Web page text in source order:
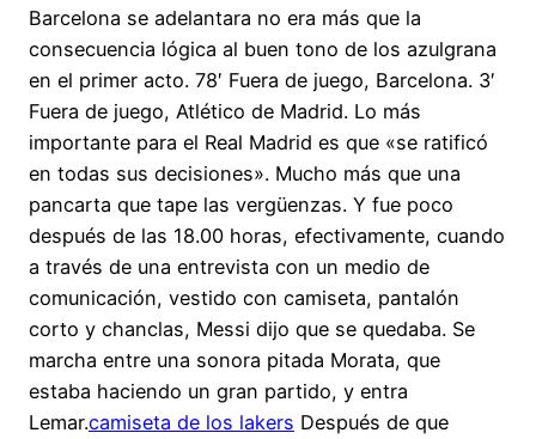
Barcelona se adelantara no era más que la
consecuencia lógica al buen tono de los azulgrana
en el primer acto. 78′ Fuera de juego, Barcelona. 3′
Fuera de juego, Atlético de Madrid. Lo más
importante para el Real Madrid es que «se ratificó
en todas sus decisiones». Mucho más que una
pancarta que tape las vergüenzas. Y fue poco
después de las 18.00 horas, efectivamente, cuando
a través de una entrevista con un medio de
comunicación, vestido con camiseta, pantalón
corto y chanclas, Messi dijo que se quedaba. Se
marcha entre una sonora pitada Morata, que
estaba haciendo un gran partido, y entra
Lemar.camiseta de los lakers Después de que